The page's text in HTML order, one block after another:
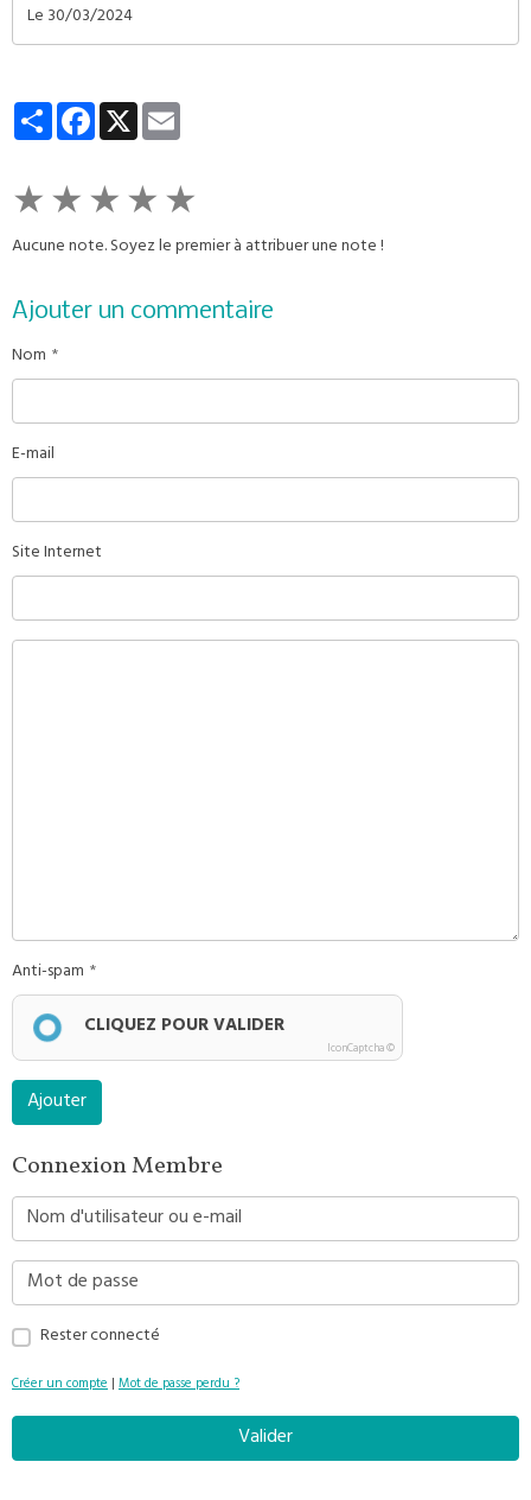
Le 30/03/2024
PartagerFacebook
X
★★★★★
Aucune note. Soyez le premier à attribuer une note !
Ajouter un commentaire
Nom
E-mail
Site Internet
Anti-spam
CLIQUEZ POUR VALIDER
IconCaptcha ©
Ajouter
Connexion Membre
Rester connecté
Créer un compte|Mot de passe perdu ?
Valider